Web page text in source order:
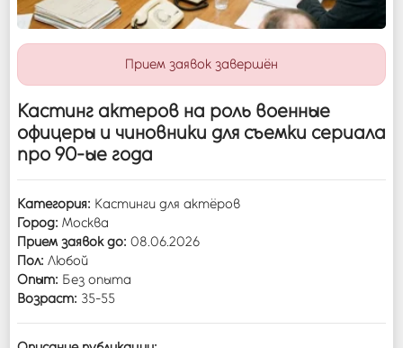
Кастинг актеров на роль военные
офицеры и чиновники для съемки сериала
про 90-ые года
Категория: Кастинги для актёров
Город: Москва
Прием заявок до: 08.06.2026
Пол: Любой
Опыт: Без опыта
Возраст: 35-55
Прием заявок завершён